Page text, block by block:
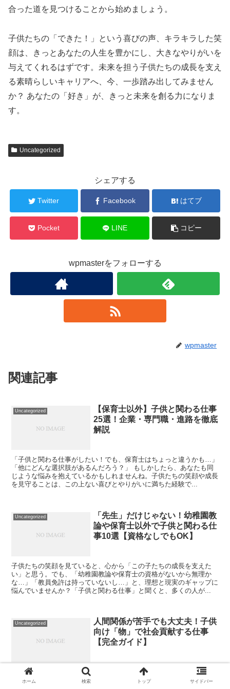
合った道を見つけることから始めましょう。
子供たちの「できた！」という喜びの声、キラキラした笑
顔は、きっとあなたの人生を豊かにし、大きなやりがいを
与えてくれるはずです。未来を担う子供たちの成長を支え
る素晴らしいキャリアへ、今、一歩踏み出してみません
か？ あなたの「好き」が、きっと未来を創る力になりま
す。
Uncategorized
シェアする
Twitter Facebook はてブ
Pocket LINE コピー
wpmasterをフォローする
wpmaster
関連記事
Uncategorized
【保育士以外】子供と関わる仕事
25選！企業・専門職・進路を徹底
解説
「子供と関わる仕事がしたい！でも、保育士はちょっと違うかも…」
「他にどんな選択肢があるんだろう？」 もしかしたら、あなたも同
じような悩みを抱えているかもしれませんね。子供たちの笑顔や成長
を見守ることは、この上ない喜びとやりがいに満ちた経験で...
Uncategorized
「先生」だけじゃない！幼稚園教
論や保育士以外で子供と関わる仕
事10選【資格なしでもOK】
子供たちの笑顔を見ていると、心から「この子たちの成長を支えた
い」と思う。でも、「幼稚園教論や保育士の資格がないから無理か
な…」「教員免許は持っていないし…」と、理想と現実のギャップに
悩んでいませんか？「子供と関わる仕事」と聞くと、多くの人が...
Uncategorized
人間関係が苦手でも大丈夫！子供
向け「物」で社会貢献する仕事
【完全ガイド】
「子供と直接関わらず、子供の『物』を販売・仲介する仕事を探して
いるあなたへ。人間関係の不安を乗り越え、情熱を形にする具体的な
ホーム 検索 トップ サイドバー